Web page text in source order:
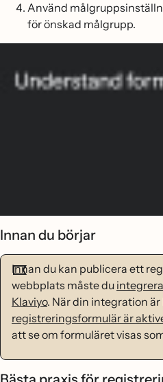
Använd
för önskad målgrupp.
Innan du börjar
Innan du kan publicera ett
webbplats måste du
Klaviyo. När din integration är
registreringsformulär är
att se om formuläret visas